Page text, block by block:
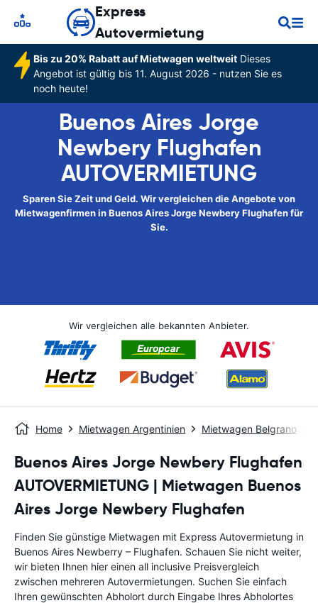
Express
Autovermietung
Bis zu 20% Rabatt auf Mietwagen weltweitDieses
Angebot ist gültig bis 11. August 2026 - nutzen Sie es
noch heute!
Buenos Aires Jorge
Newbery Flughafen
AUTOVERMIETUNG
Sparen Sie Zeit und Geld. Wir vergleichen die Angebote von
Mietwagenfirmen in Buenos Aires Jorge Newbery Flughafen für
Sie.
Wir vergleichen alle bekannten Anbieter.
Home Mietwagen Argentinien Mietwagen Belgrano
Buenos Aires Jorge Newbery Flughafen
AUTOVERMIETUNG | Mietwagen Buenos
Aires Jorge Newbery Flughafen
Finden Sie günstige Mietwagen mit Express Autovermietung in
Buenos Aires Newberry – Flughafen. Schauen Sie nicht weiter,
wir bieten Ihnen hier einen all inclusive Preisvergleich
zwischen mehreren Autovermietungen. Suchen Sie einfach
Ihren gewünschten Abholort durch Eingabe Ihres Abholortes